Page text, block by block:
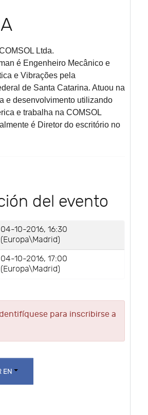
Ltda.
é Engenheiro Mecânico e
e Vibrações pela
de Santa Catarina. Atuou na
e desenvolvimento utilizando
e trabalha na COMSOL
é Diretor do escritório no
del evento
04-10-2016, 16:30
(Europa\Madrid)
04-10-2016, 17:00
(Europa\Madrid)
para inscribirse a
EN